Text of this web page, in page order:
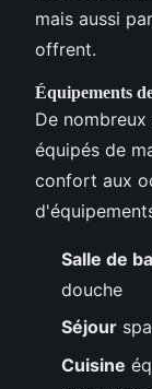
mais aussi
offrent.
Équipements
De
équipés de
confort aux
Salle de
douche
Séjour
Cuisine